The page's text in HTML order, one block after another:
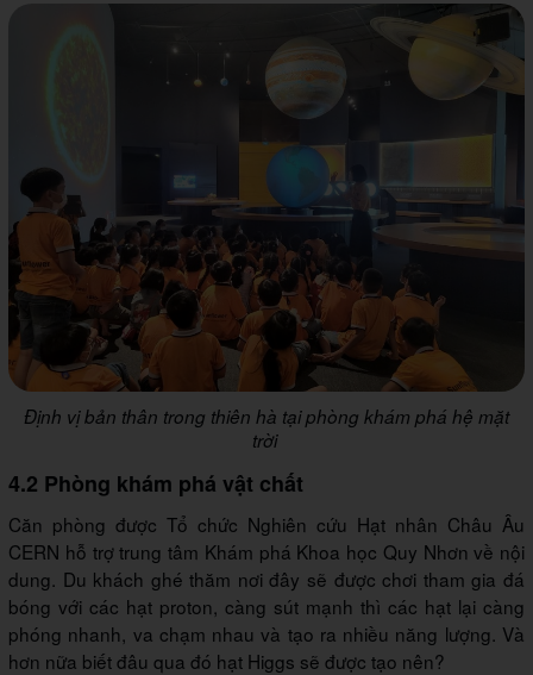
Định vị bản thân trong thiên hà tại phòng khám phá hệ mặt
trời
4.2 Phòng khám phá vật chất
Căn phòng được Tổ chức Nghiên cứu Hạt nhân Châu Âu
CERN hỗ trợ trung tâm Khám phá Khoa học Quy Nhơn về nội
dung. Du khách ghé thăm nơi đây sẽ được chơi tham gia đá
bóng với các hạt proton, càng sút mạnh thì các hạt lại càng
phóng nhanh, va chạm nhau và tạo ra nhiều năng lượng. Và
hơn nữa biết đâu qua đó hạt Higgs sẽ được tạo nên?